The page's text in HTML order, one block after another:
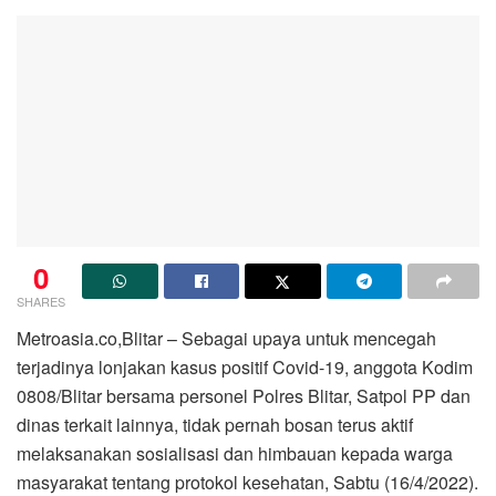
0
SHARES
Metroasia.co,Blitar – Sebagai upaya untuk mencegah
terjadinya lonjakan kasus positif Covid-19, anggota Kodim
0808/Blitar bersama personel Polres Blitar, Satpol PP dan
dinas terkait lainnya, tidak pernah bosan terus aktif
melaksanakan sosialisasi dan himbauan kepada warga
masyarakat tentang protokol kesehatan, Sabtu (16/4/2022).